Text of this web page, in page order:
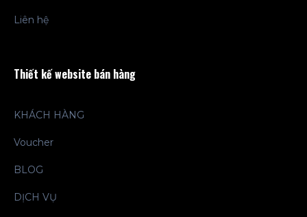
Liên hệ
Thiết kế website bán hàng
KHÁCH HÀNG
Voucher
BLOG
DỊCH VỤ